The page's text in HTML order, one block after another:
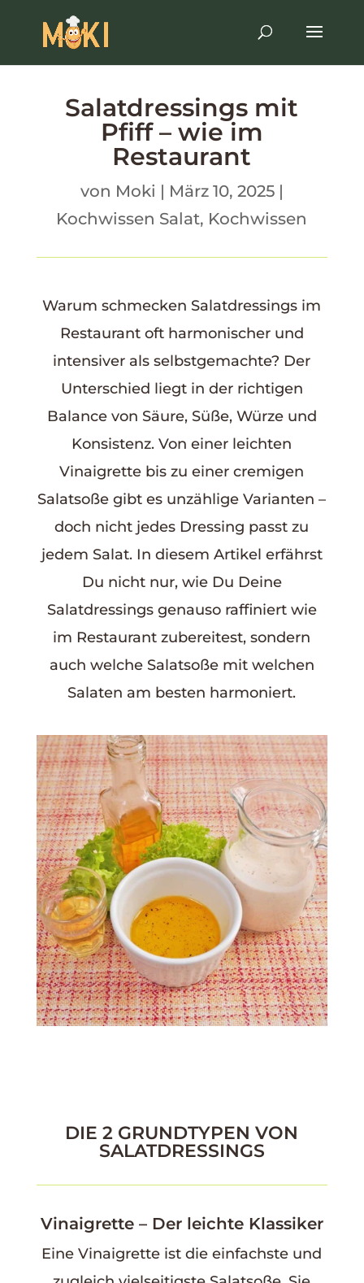
Salatdressings mit
Pfiff – wie im
Restaurant
von Moki | März 10, 2025|
Kochwissen Salat, Kochwissen
Warum schmecken Salatdressings im
Restaurant oft harmonischer und
intensiver als selbstgemachte? Der
Unterschied liegt in der richtigen
Balance von Säure, Süße, Würze und
Konsistenz. Von einer leichten
Vinaigrette bis zu einer cremigen
Salatsoße gibt es unzählige Varianten –
doch nicht jedes Dressing passt zu
jedem Salat. In diesem Artikel erfährst
Du nicht nur, wie Du Deine
Salatdressings genauso raffiniert wie
im Restaurant zubereitest, sondern
auch welche Salatsoße mit welchen
Salaten am besten harmoniert.
DIE 2 GRUNDTYPEN VON
SALATDRESSINGS
Vinaigrette – Der leichte Klassiker
Eine Vinaigrette ist die einfachste und